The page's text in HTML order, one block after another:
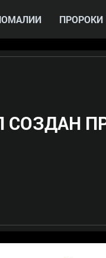
ПРОРОКИ
СОЗДАН